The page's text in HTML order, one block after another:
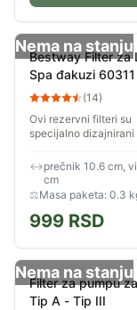
Nema na stanju
Bestway Filter za
Spa đakuzi 60311
(14)
Ovi rezervni filteri su
specijalno dizajnirani
pumpe: Miami,
Helsinki, Paris,
Tahiti,...
↔prečnik 10.6 cm,
cm
⚖Masa paketa: 0.3
999 RSD
Nema na stanju
Filter za pumpu
Tip A - Tip III